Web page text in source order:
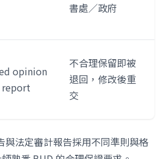
書處／政府
opinion
report
不合理保留即被
退回，修改後重
交
與法定審計報告採用不同準則與格